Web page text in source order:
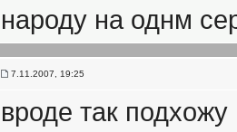
народу на однм
7.11.2007, 19:25
вроде так